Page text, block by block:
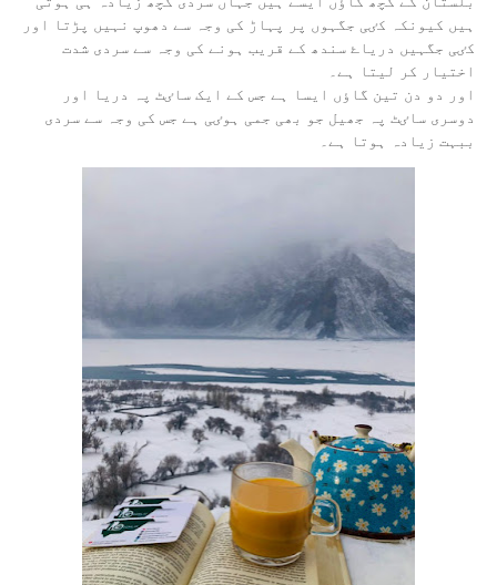
ہیں کیونکہ کٸی جگہوں پر پہاڑ کی وجہ سے دھوپ نہیں پڑتا اور
کٸی جگہیں دریاۓ سندھ کے قریب ہونے کی وجہ سے سردی شدت
اختیار کر لیتا ہے۔
اور دو دن تین گاٶں ایسا ہے جس کے ایک ساٸٹ پہ دریا اور
دوسری ساٸٹ پہ جھیل جو بھی جمی ہوٸی ہے جس کی وجہ سے سردی
ببہت زیادہ ہوتا ہے۔